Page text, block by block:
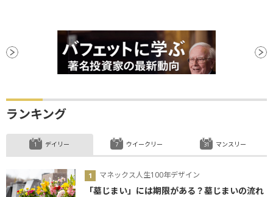
ランキング
デイリー
マネックス人生100年デザイン
「墓じまい」には期限がある？墓じまいの流れ
ウイークリー マンスリー